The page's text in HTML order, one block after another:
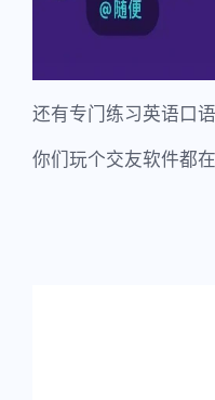
还有专门练习英语口
你们玩个交友软件都在